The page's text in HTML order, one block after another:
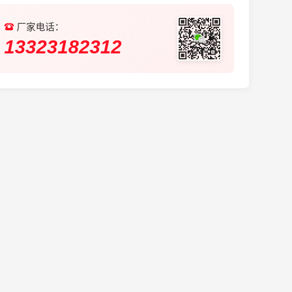
厂家电话：
13323182312